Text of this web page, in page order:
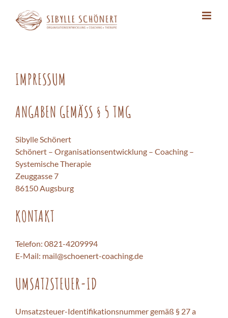
springen
IMPRESSUM
ANGABEN GEMÄSS § 5 TMG
Sibylle Schönert
Schönert – Organisationsentwicklung – Coaching –
Systemische Therapie
Zeuggasse 7
86150 Augsburg
KONTAKT
Telefon: 0821-4209994
E-Mail: mail@schoenert-coaching.de
UMSATZSTEUER-ID
Umsatzsteuer-Identifikationsnummer gemäß § 27 a